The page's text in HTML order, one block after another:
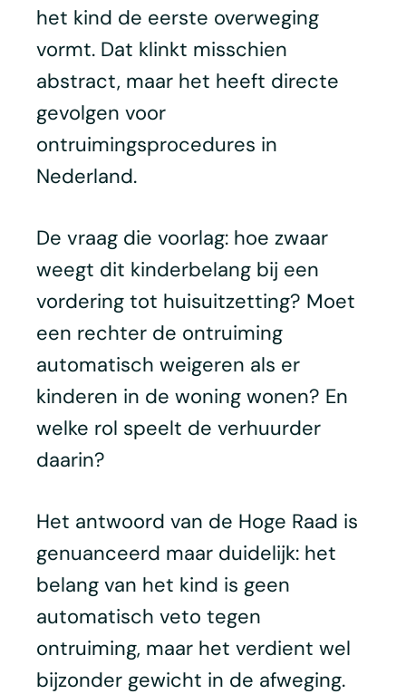
het kind de eerste overweging
vormt. Dat klinkt misschien
abstract, maar het heeft directe
gevolgen voor
ontruimingsprocedures in
Nederland.
De vraag die voorlag: hoe zwaar
weegt dit kinderbelang bij een
vordering tot huisuitzetting? Moet
een rechter de ontruiming
automatisch weigeren als er
kinderen in de woning wonen? En
welke rol speelt de verhuurder
daarin?
Het antwoord van de Hoge Raad is
genuanceerd maar duidelijk: het
belang van het kind is geen
automatisch veto tegen
ontruiming, maar het verdient wel
bijzonder gewicht in de afweging.